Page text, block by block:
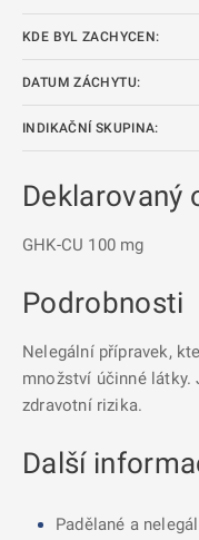
KDE BYL ZACHYCEN:
DATUM ZÁCHYTU:
INDIKAČNÍ SKUPINA:
Deklarovaný
GHK-CU 100 mg
Podrobnosti
Nelegální přípravek,
množství účinné látky.
zdravotní rizika.
Další
Padělané a